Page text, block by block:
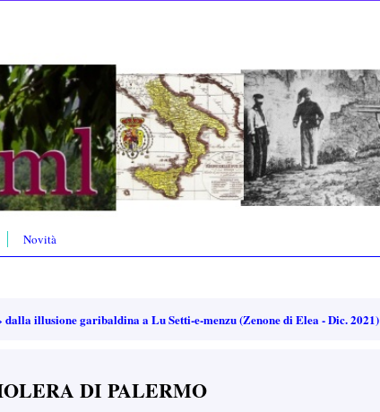
Novità
illusione garibaldina a Lu Setti-e-menzu (Zenone di Elea - Dic. 2021)
DI PALERMO